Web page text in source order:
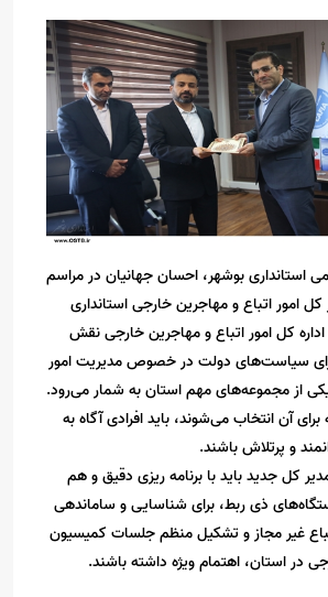
استانداری بوشهر، احسان جهانیان در مراسم
کل امور اتباع و مهاجرین خارجی استانداری
کل امور اتباع و مهاجرین خارجی نقش
سیاست‌های دولت در خصوص مدیریت امور
از مجموعه‌های مهم استان به شمار می‌رود.
آن انتخاب می‌شوند، باید افرادی آگاه به
و پرتلاش باشند.
کل جدید باید با برنامه ریزی دقیق و هم
ذی ربط، برای شناسایی و ساماندهی
غیر مجاز و تشکیل منظم جلسات کمیسیون
در استان، اهتمام ویژه‌ داشته باشند.